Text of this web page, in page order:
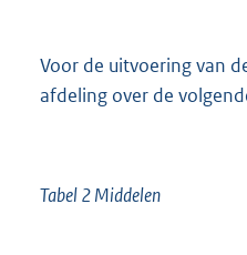
Voor de uitvoering van
afdeling over de
Tabel 2 Middelen